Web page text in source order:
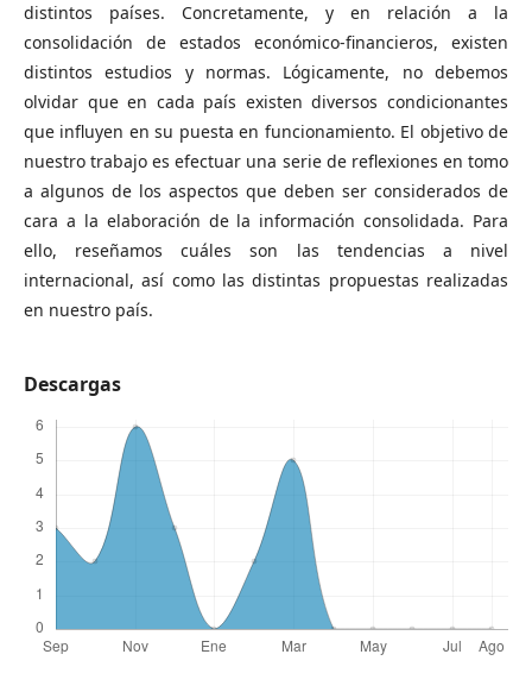
distintos países. Concretamente, y en relación a la
consolidación de estados económico-financieros, existen
distintos estudios y normas. Lógicamente, no debemos
olvidar que en cada país existen diversos condicionantes
que influyen en su puesta en funcionamiento. El objetivo de
nuestro trabajo es efectuar una serie de reflexiones en tomo
a algunos de los aspectos que deben ser considerados de
cara a la elaboración de la información consolidada. Para
ello, reseñamos cuáles son las tendencias a nivel
internacional, así como las distintas propuestas realizadas
en nuestro país.
Descargas